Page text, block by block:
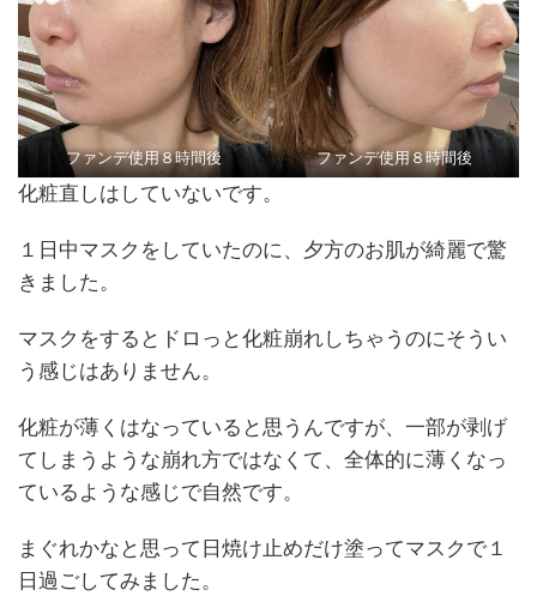
ファンデ使用８時間後 ファンデ使用８時間後
化粧直しはしていないです。
１日中マスクをしていたのに、夕方のお肌が綺麗で驚
きました。
マスクをするとドロっと化粧崩れしちゃうのにそうい
う感じはありません。
化粧が薄くはなっていると思うんですが、一部が剥げ
てしまうような崩れ方ではなくて、全体的に薄くなっ
ているような感じで自然です。
まぐれかなと思って日焼け止めだけ塗ってマスクで１
日過ごしてみました。